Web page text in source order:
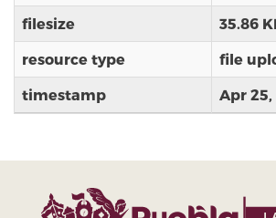
filesize 35.86
resource type file
timestamp Apr 25,